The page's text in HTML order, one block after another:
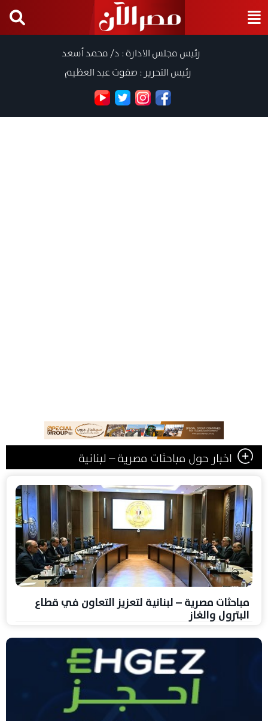
رئيس مجلس الادارة : د/ محمد أسعد
رئيس التحرير : صفوت عبد العظيم
اخبار حول مباحثات مصرية – لبنانية
مباحثات مصرية – لبنانية لتعزيز التعاون في قطاع
البترول والغاز